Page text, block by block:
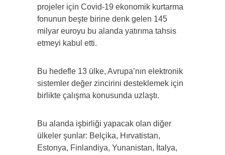
projeler için Covid-19 ekonomik kurtarma
fonunun beşte birine denk gelen 145
milyar euroyu bu alanda yatırıma tahsis
etmeyi kabul etti.
Bu hedefle 13 ülke, Avrupa’nın elektronik
sistemler değer zincirini desteklemek için
birlikte çalışma konusunda uzlaştı.
Bu alanda işbirliği yapacak olan diğer
ülkeler şunlar: Belçika, Hırvatistan,
Estonya, Finlandiya, Yunanistan, İtalya,